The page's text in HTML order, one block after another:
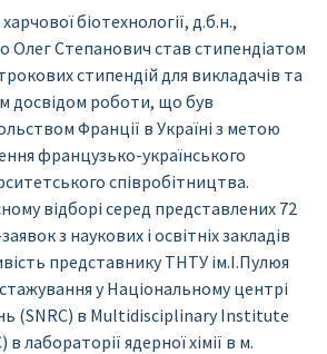
біотехнології, д.б.н.,
Олег Степанович став стипендіатом
стипендій для викладачів та
досвідом роботи, що був
Франції в Україні з метою
французько-українського
співробітництва.
відборі серед представлених 72
з наукових і освітніх закладів
представнику ТНТУ ім.І.Пулюя
у Національному центрі
(SNRC) в Multidisciplinary Institute
лабораторії ядерної хімії в м.